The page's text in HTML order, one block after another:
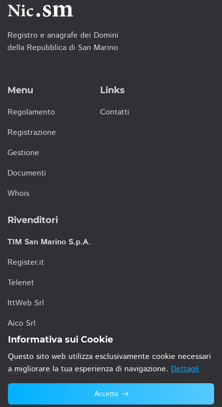
Registro e anagrafe dei Domini
della Repubblica di San Marino
Menu
Regolamento
Registrazione
Gestione
Documenti
Whois
Links
Contatti
Rivenditori
TIM San Marino S.p.A.
Register.it
Telenet
IttWeb Srl
Aico Srl
Informativa sui Cookie
© 2021 TIM San Marino S.p.A.
Informativa sui Cookie
Questo sito web utilizza esclusivamente cookie necessari
a migliorare la tua esperienza di navigazione. Dettagli
Accetta